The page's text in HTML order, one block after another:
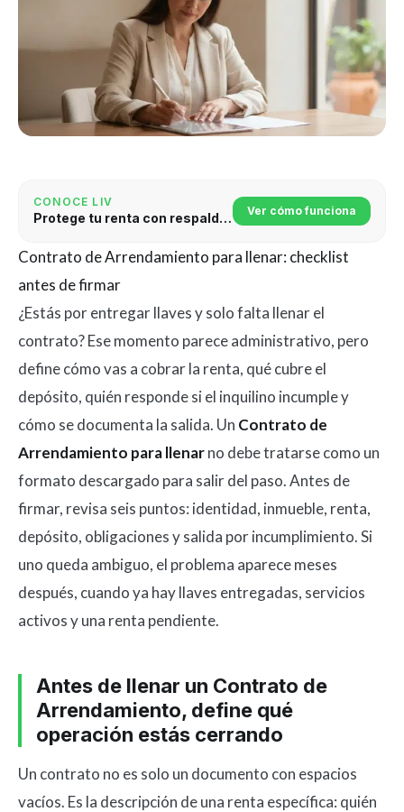
Contrato de Arrendamiento para llenar: checklist
antes de firmar
¿Estás por entregar llaves y solo falta llenar el
contrato? Ese momento parece administrativo, pero
define cómo vas a cobrar la renta, qué cubre el
depósito, quién responde si el inquilino incumple y
cómo se documenta la salida. Un Contrato de
Arrendamiento para llenarno debe tratarse como un
formato descargado para salir del paso. Antes de
firmar, revisa seis puntos: identidad, inmueble, renta,
depósito, obligaciones y salida por incumplimiento. Si
uno queda ambiguo, el problema aparece meses
después, cuando ya hay llaves entregadas, servicios
activos y una renta pendiente.
Antes de llenar un Contrato de
Arrendamiento, define qué
operación estás cerrando
Un contrato no es solo un documento con espacios
vacíos. Es la descripción de una renta específica: quién
CONOCE LIV
Protege tu renta con respaldo jurídico Ver cómo funciona